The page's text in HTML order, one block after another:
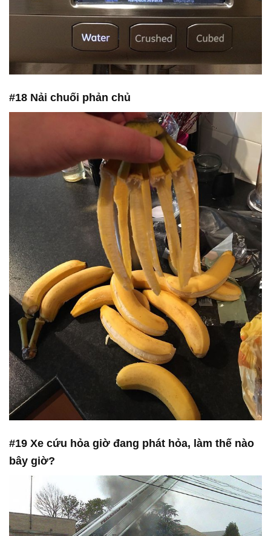
#18 Nải chuối phản chủ
#19 Xe cứu hỏa giờ đang phát hỏa, làm thế nào
bây giờ?